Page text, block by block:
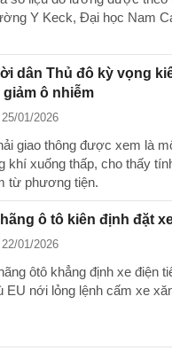
Y Keck, Đại học Nam
dân Thủ đô kỳ vọng
ô nhiễm
01/2026
giao thông được xem là
khí xuống thấp, cho thấy
từ phương tiện.
ô tô kiên định đặt
01/2026
ôtô khẳng định xe điện
EU nới lỏng lệnh cấm xe